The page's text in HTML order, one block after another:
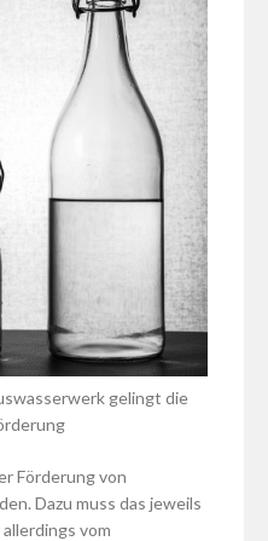
gelingt die
Förderung von
Dazu muss das jeweils
vom